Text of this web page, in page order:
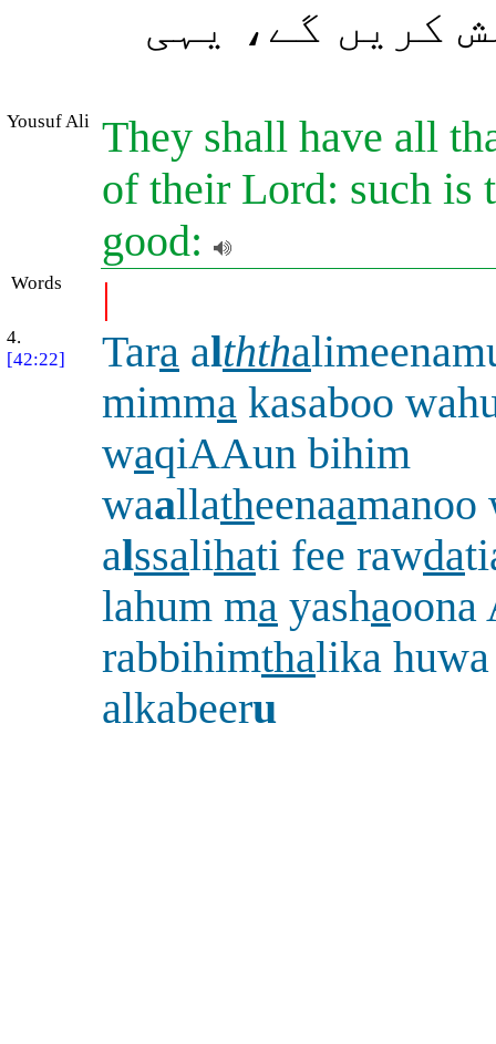
کریں گے، یہی
Yousuf Ali They shall have all
of their Lord: such is
good:
Words |
4.
[42:22]
Tara alththa
mimma kasaboo
waqiAAun bihim
waallatheenaamanoo
alssalihati fee rawda
lahum ma yashaoona
rabbihimthalika
alkabeeru